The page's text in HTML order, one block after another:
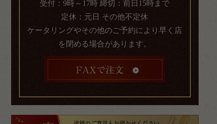
受付：9時～17時 締切：前日15時まで
定休：元日 その他不定休
ケータリングやその他のご予約により早く店
を閉める場合があります。